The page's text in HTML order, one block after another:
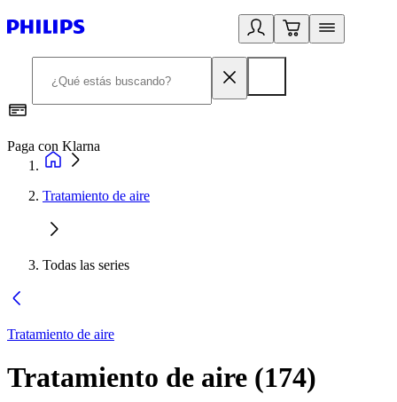
Paga con Klarna
Tratamiento de aire
Todas las series
Tratamiento de aire
Tratamiento de aire (174)